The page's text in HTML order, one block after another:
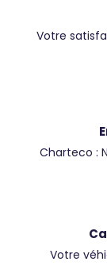
Votre
Charteco :
Votre